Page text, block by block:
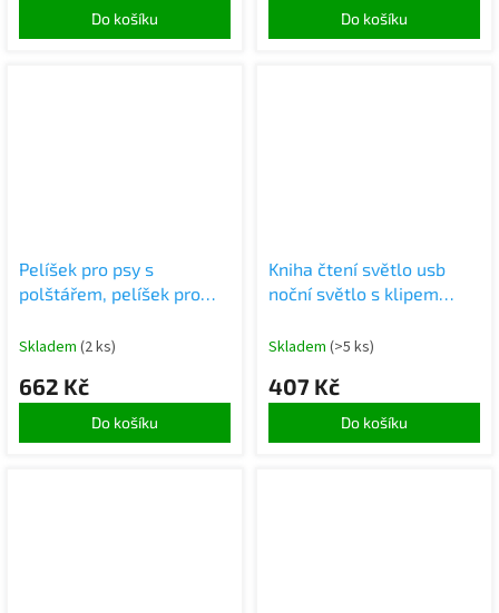
Do košíku Do košíku
Pelíšek pro psy s
polštářem, pelíšek pro
Skladem (2 ks)
662 Kč
Do košíku
Kniha čtení světlo usb
noční světlo s klipem
Skladem (>5 ks)
407 Kč
Do košíku